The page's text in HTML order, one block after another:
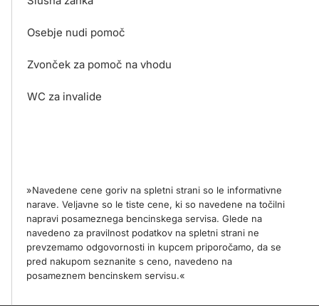
Osebje nudi pomoč
Zvonček za pomoč na vhodu
WC za invalide
»Navedene cene goriv na spletni strani so le informativne
narave. Veljavne so le tiste cene, ki so navedene na točilni
napravi posameznega bencinskega servisa. Glede na
navedeno za pravilnost podatkov na spletni strani ne
prevzemamo odgovornosti in kupcem priporočamo, da se
pred nakupom seznanite s ceno, navedeno na
posameznem bencinskem servisu.«